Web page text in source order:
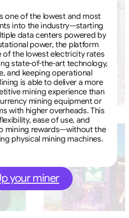
one of the lowest and most
into the industry—starting
data centers powered by
power, the platform
of the lowest electricity rates
state-of-the-art technology,
and keeping operational
is able to deliver a more
mining experience than
mining equipment or
with higher overheads. This
ease of use, and
mining rewards—without the
physical mining machines.
your miner